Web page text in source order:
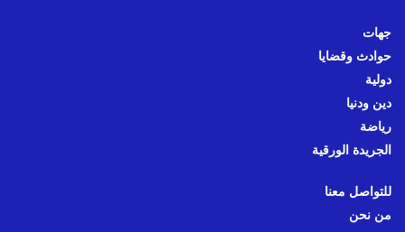
جهات
حوادث وقضايا
دولية
دين ودنيا
رياضة
الجريدة الورقية
للتواصل معنا
من نحن